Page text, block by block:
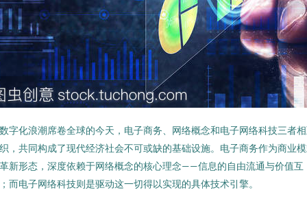
字化浪潮席卷全球的今天，电子商务、网络概念和电子网络科技三者
，共同构成了现代经济社会不可或缺的基础设施。电子商务作为商业
新形态，深度依赖于网络概念的核心理念——信息的自由流通与价值互
而电子网络科技则是驱动这一切得以实现的具体技术引擎。